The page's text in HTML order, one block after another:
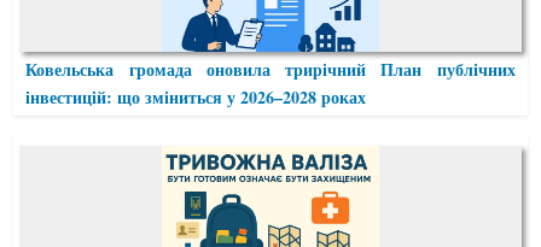
Ковельська громада оновила трирічний План публічних
інвестицій: що зміниться у 2026–2028 роках